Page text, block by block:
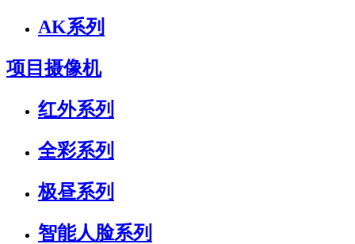
AK系列
项目摄像机
红外系列
全彩系列
极昼系列
智能人脸系列